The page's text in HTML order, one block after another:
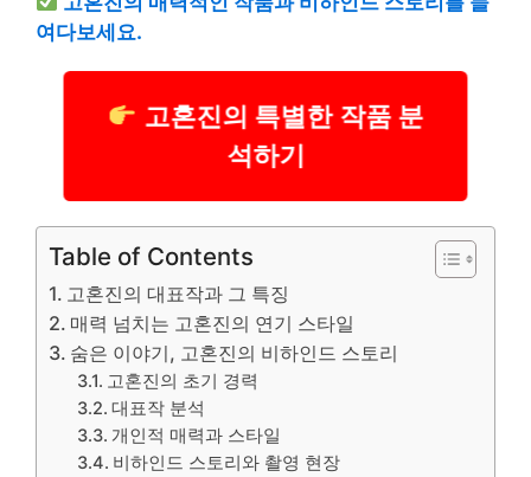
여다보세요.
고혼진의 특별한 작품 분
석하기
Table of Contents
고혼진의 대표작과 그 특징
매력 넘치는 고혼진의 연기 스타일
숨은 이야기, 고혼진의 비하인드 스토리
고혼진의 초기 경력
대표작 분석
개인적 매력과 스타일
비하인드 스토리와 촬영 현장